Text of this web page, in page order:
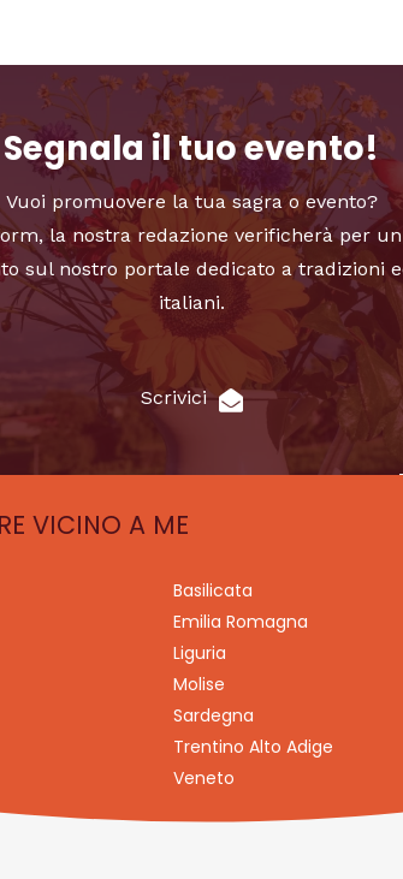
Segnala il tuo evento!
Vuoi promuovere la tua sagra o evento?
la nostra redazione verificherà per
sul nostro portale dedicato a tradizioni
italiani.
Scrivici
VICINO A ME
Basilicata
Emilia Romagna
Liguria
Molise
Sardegna
Trentino Alto Adige
Veneto